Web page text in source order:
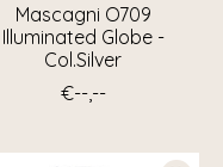
Mascagni O709
Illuminated Globe -
Col.Silver
€--,--